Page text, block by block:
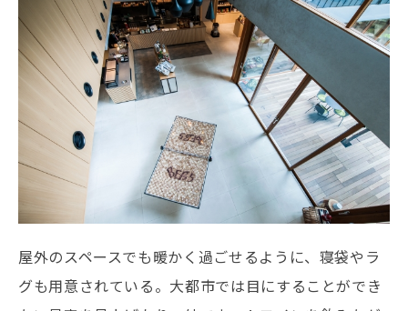
屋外のスペースでも暖かく過ごせるように、寝袋やラ
グも用意されている。大都市では目にすることができ